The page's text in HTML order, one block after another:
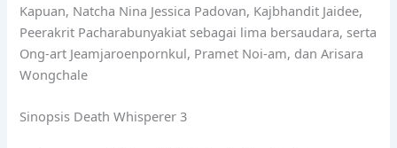
Kapuan, Natcha Nina Jessica Padovan, Kajbhandit Jaidee,
Peerakrit Pacharabunyakiat sebagai lima bersaudara, serta
Ong-art Jeamjaroenpornkul, Pramet Noi-am, dan Arisara
Wongchale
Sinopsis Death Whisperer 3